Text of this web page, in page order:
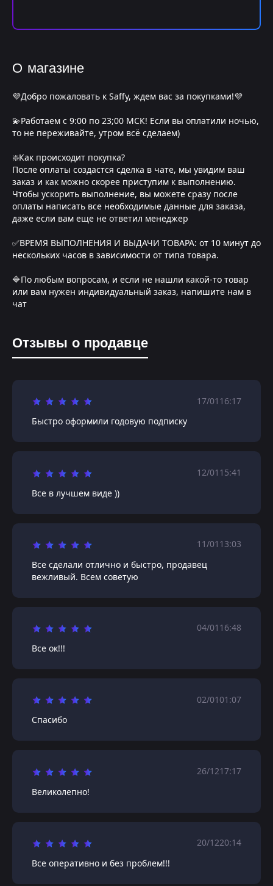
О магазине
💜Добро пожаловать к Saffy, ждем вас за покупками!💜
💫Работаем с 9:00 по 23;00 МСК! Если вы оплатили ночью,
то не переживайте, утром всё сделаем)
❇️Как происходит покупка?
После оплаты создастся сделка в чате, мы увидим ваш
заказ и как можно скорее приступим к выполнению.
Чтобы ускорить выполнение, вы можете сразу после
оплаты написать все необходимые данные для заказа,
даже если вам еще не ответил менеджер
✅ВРЕМЯ ВЫПОЛНЕНИЯ И ВЫДАЧИ ТОВАРА: от 10 минут до
нескольких часов в зависимости от типа товара.
🔷По любым вопросам, и если не нашли какой-то товар
или вам нужен индивидуальный заказ, напишите нам в
чат
Отзывы о продавце
17/01 16:17
Быстро оформили годовую подписку
12/01 15:41
Все в лучшем виде ))
11/01 13:03
Все сделали отлично и быстро, продавец
вежливый. Всем советую
04/01 16:48
Все ок!!!
02/0101:07
Спасибо
26/1217:17
Великолепно!
20/1220:14
Все оперативно и без проблем!!!